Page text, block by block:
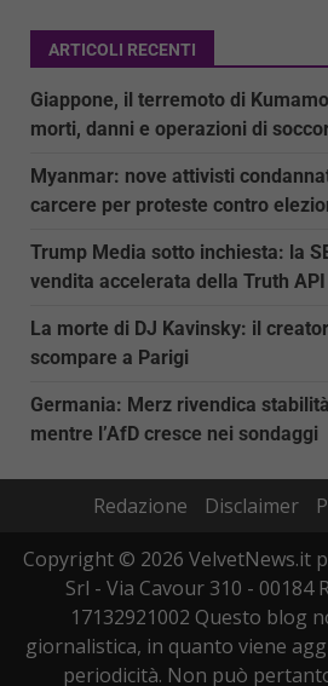
ARTICOLI RECENTI
Giappone, il terremoto di
morti, danni e operazioni di
Myanmar: nove attivisti
carcere per proteste contro
Trump Media sotto inchiesta: la
vendita accelerata della Truth API
La morte di DJ Kavinsky: il
scompare a Parigi
Germania: Merz rivendica
mentre l’AfD cresce nei sondaggi
Redazione Disclaimer
Copyright © 2026 VelvetNews.it
Srl - Via Cavour 310 - 00184
17132921002 Questo blog
giornalistica, in quanto viene
periodicità. Non può